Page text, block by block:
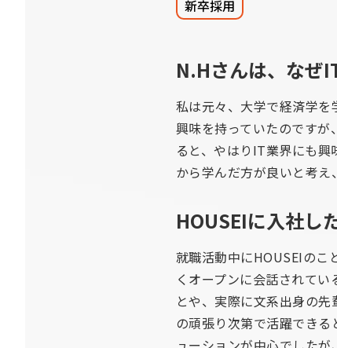
新卒採用
N.Hさんは、なぜ
私は元々、大学で経済学
興味を持っていたのです
ると、やはりIT業界にも
から学んだ方が良いと考え
HOUSEIに入社し
就職活動中にHOUSEIのこ
くオープンに会話されて
とや、実際に文系出身の
の頑張り次第で活躍でき